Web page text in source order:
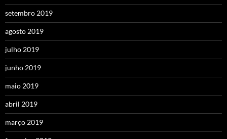
setembro 2019
agosto 2019
julho 2019
junho 2019
maio 2019
abril 2019
março 2019